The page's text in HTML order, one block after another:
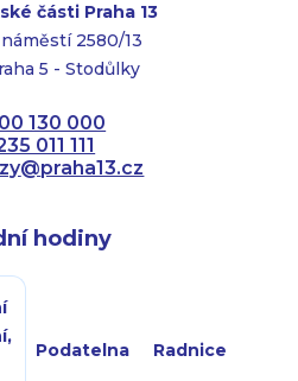
části Praha 13
2580/13
5 - Stodůlky
130 000
011 111
@praha13.cz
hodiny
Podatelna Radnice